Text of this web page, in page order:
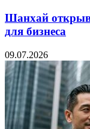
Шанхай
для бизнеса
09.07.2026